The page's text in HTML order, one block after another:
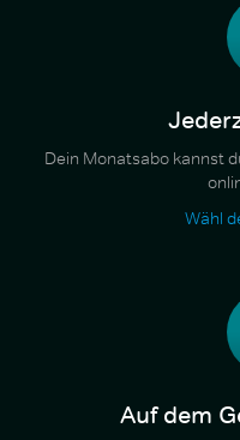
Dein Monatsabo kannst
Wähl
Auf dem